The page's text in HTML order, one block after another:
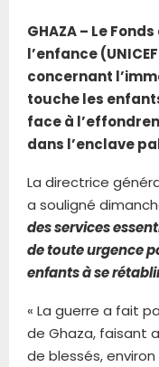
GHAZA – Le
l’enfance
concernant
touche les
face à
dans l’enclave
La directrice
a souligné
des services
de toute urgence
enfants à se
« La guerre a fait
de Ghaza, faisant
de blessés,